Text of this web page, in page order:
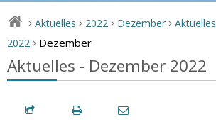
> Aktuelles > 2022 > Dezember > Aktuelles
2022 > Dezember
Aktuelles - Dezember 2022